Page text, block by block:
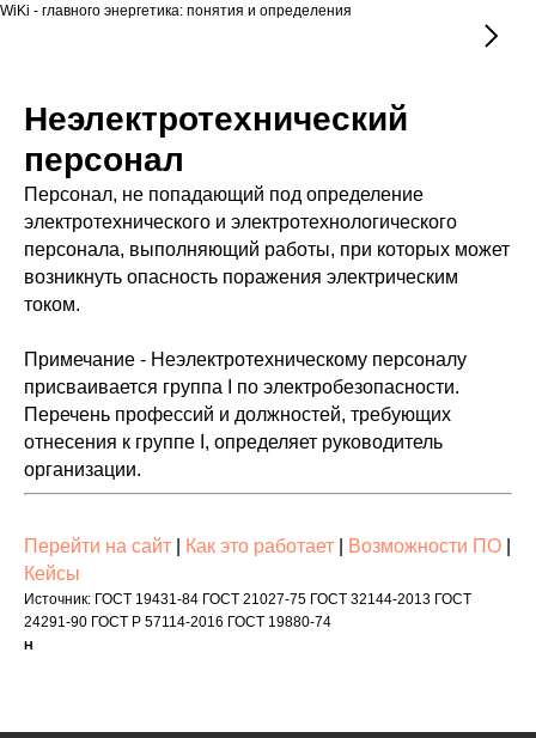
WiKi - главного энергетика: понятия и определения
Неэлектротехнический
персонал
Персонал, не попадающий под определение
электротехнического и электротехнологического
персонала, выполняющий работы, при которых может
возникнуть опасность поражения электрическим
током.
Примечание - Неэлектротехническому персоналу
присваивается группа I по электробезопасности.
Перечень профессий и должностей, требующих
отнесения к группе I, определяет руководитель
организации.
Перейти на сайт Как это работает Возможности ПО
Кейсы
Источник: ГОСТ 19431-84 ГОСТ 21027-75 ГОСТ 32144-2013 ГОСТ
24291-90 ГОСТ Р 57114-2016 ГОСТ 19880-74
Н